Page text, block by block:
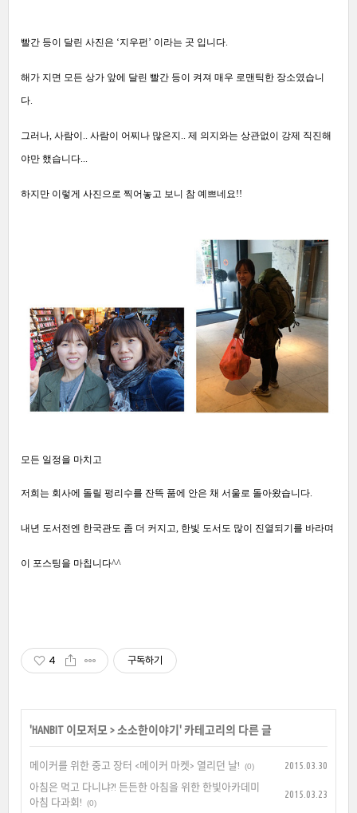
빨간 등이 달린 사진은 ‘지우펀’ 이라는 곳 입니다.
해가 지면 모든 상가 앞에 달린 빨간 등이 켜져 매우 로맨틱한 장소였습니
다.
그러나, 사람이.. 사람이 어찌나 많은지.. 제 의지와는 상관없이 강제 직진해
야만 했습니다...
하지만 이렇게 사진으로 찍어놓고 보니 참 예쁘네요!!
모든 일정을 마치고
저희는 회사에 돌릴 펑리수를 잔뜩 품에 안은 채 서울로 돌아왔습니다.
내년 도서전엔 한국관도 좀 더 커지고, 한빛 도서도 많이 진열되기를 바라며
이 포스팅을 마칩니다^^
4 구독하기
'HANBIT 이모저모 > 소소한이야기' 카테고리의 다른 글
메이커를 위한 중고 장터 <메이커 마켓> 열리던 날! (0)
2015.03.30
아침은 먹고 다니냐?! 든든한 아침을 위한 한빛아카데미
아침 다과회!
(0)
2015.03.23